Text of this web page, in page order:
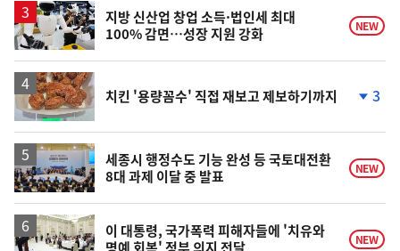
승
지방 신산업 창업 소득·법인세 최대
100% 감면…성장 지원 강화
NEW
치킨 '용량꼼수' 직접 재보고 제보하기까지
락
3
세종시 행정수도 기능 완성 등 국토대전환
8대 과제 이달 중 발표
NEW
이 대통령, 국가폭력 피해자들에 '치유와
NEW